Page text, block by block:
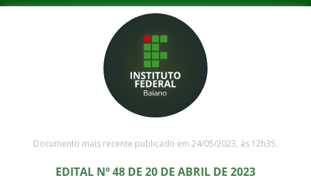
Documento mais recente publicado em 24/05/2023, às 12h35.
EDITAL Nº 48 DE 20 DE ABRIL DE 2023